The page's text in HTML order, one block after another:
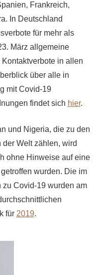
Frankreich,
In Deutschland
für mehr als
März allgemeine
in allen
über alle in
mit Covid-19
findet sich hier.
und Nigeria, die zu den
Welt zählen, wird
ohne Hinweise auf eine
wurden. Die im
Covid-19 wurden am
für 2019.